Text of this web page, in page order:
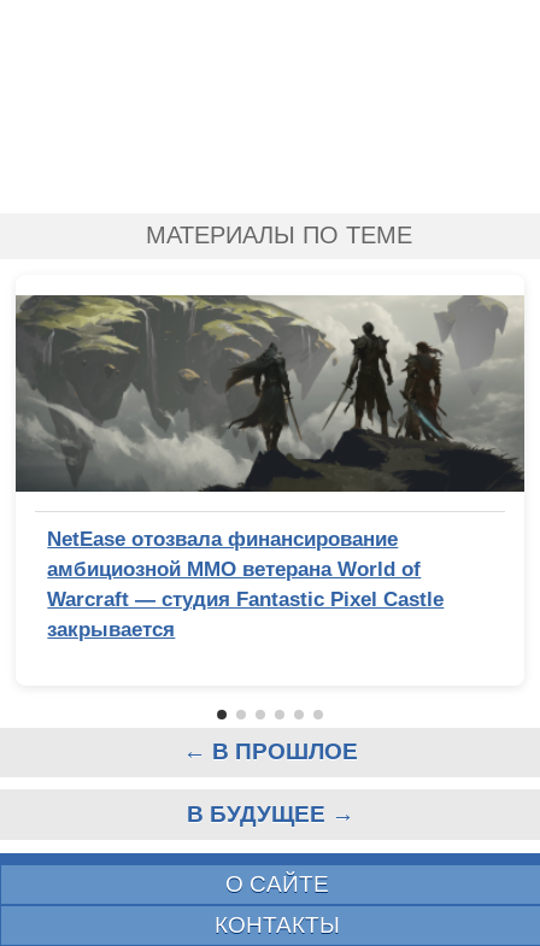
МАТЕРИАЛЫ ПО ТЕМЕ
NetEase отозвала финансирование
амбициозной MMO ветерана World of
Warcraft — студия Fantastic Pixel Castle
закрывается
← В ПРОШЛОЕ
В БУДУЩЕЕ →
О САЙТЕ
КОНТАКТЫ